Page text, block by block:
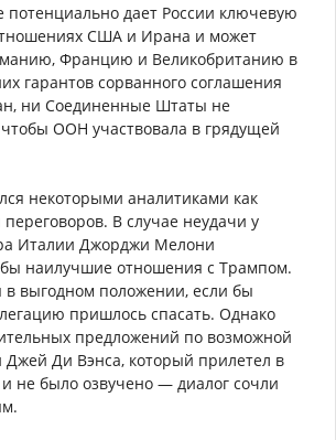
потенциально дает России ключевую
США и Ирана и может
Францию ​​и Великобританию в
гарантов сорванного соглашения
ни Соединенные Штаты не
ООН участвовала в грядущей
некоторыми аналитиками как
В случае неудачи у
Италии Джорджи Мелони
наилучшие отношения с Трампом.
в выгодном положении, если бы
пришлось спасать. Однако
предложений по возможной
Джей Ди Вэнса, который прилетел в
и не было озвучено — диалог сочли